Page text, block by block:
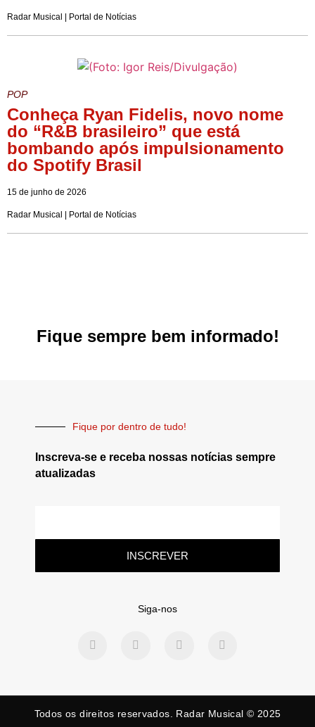
Radar Musical | Portal de Notícias
POP
Conheça Ryan Fidelis, novo nome
do “R&B brasileiro” que está
bombando após impulsionamento
do Spotify Brasil
15 de junho de 2026
Radar Musical | Portal de Notícias
Fique sempre bem informado!
Fique por dentro de tudo!
Inscreva-se e receba nossas notícias sempre
atualizadas
INSCREVER
Siga-nos
Todos os direitos reservados. Radar Musical © 2025